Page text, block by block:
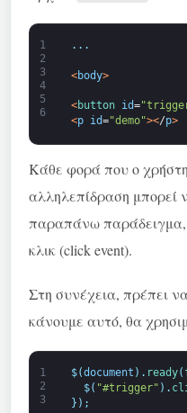
1
2
3
4
5
6
. . .
<body>
<button id=
<p id="demo"></p>
Κάθε φορά που ο
αλληλεπίδραση μπορεί
παραπάνω παράδειγμα,
κλικ (click event).
Στη συνέχεια, πρέπει
κάνουμε αυτό, θα
1
2
3
$(document ) . ready(
$( "#trigger" ) .
} ) ;